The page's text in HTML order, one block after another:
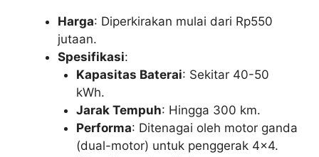
Harga: Diperkirakan mulai dari Rp550
jutaan.
Spesifikasi:
Kapasitas Baterai: Sekitar 40-50
kWh.
Jarak Tempuh: Hingga 300 km.
Performa: Ditenagai oleh motor ganda
(dual-motor) untuk penggerak 4×4.